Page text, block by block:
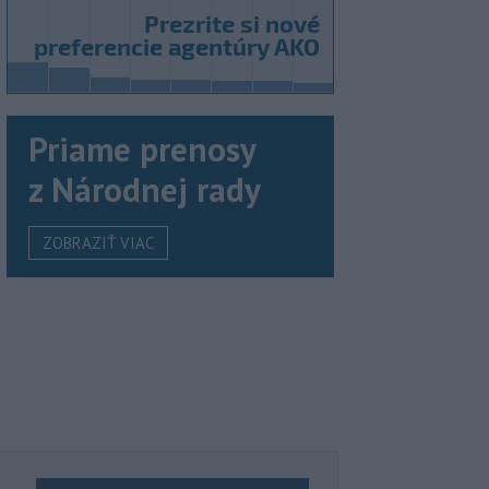
Priame prenosy
z Národnej rady
ZOBRAZIŤ VIAC